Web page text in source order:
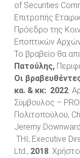
of Securities
Επιτροπής
Πρόεδρο της
Εποπτικών Αρχών
Το βραβείο θα
Πατούλης,
Οι
κα. & κκ: 2022:
Σύμβουλος –
Πολιτοπούλου,
Jeremy
THI; Executive
Ltd., 2018: